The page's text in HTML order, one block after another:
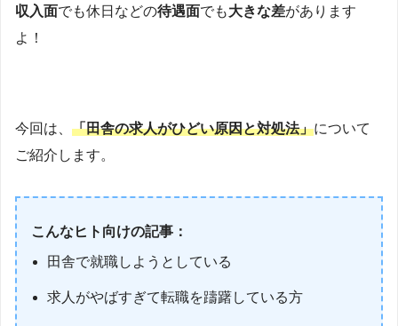
収入面でも休日などの待遇面でも大きな差があります
よ！
今回は、 「田舎の求人がひどい原因と対処法」について
ご紹介します。
こんなヒト向けの記事：
田舎で就職しようとしている
求人がやばすぎて転職を躊躇している方